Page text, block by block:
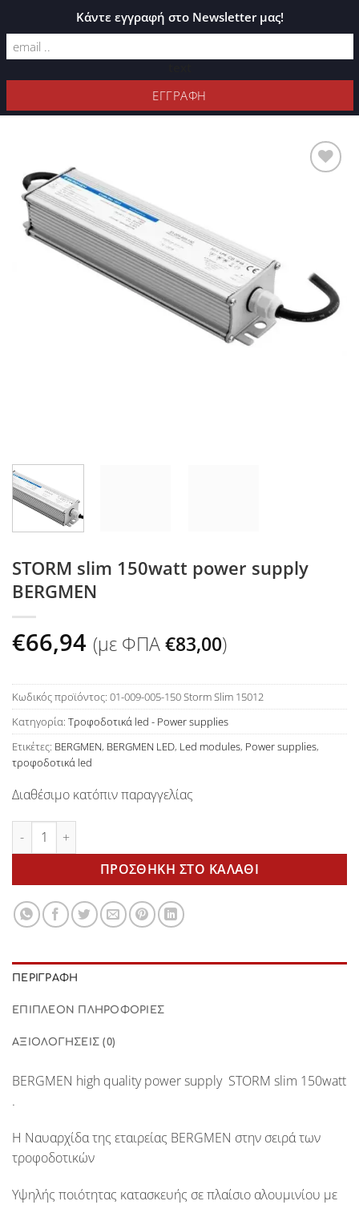
ΚΑΤΆΛΟΓΟΣ PLEXIGLASS
ΦΊΛΤΡΑ
STORM slim 150watt power supply
BERGMEN
€66,94 (με ΦΠΑ€83,00)
Κωδικός προϊόντος: 01-009-005-150 Storm Slim 15012
Κατηγορία: Τροφοδοτικά led - Power supplies
Ετικέτες: BERGMEN, BERGMEN LED, Led modules, Power supplies,
τροφοδοτικά led
Διαθέσιμο κατόπιν παραγγελίας
STORM slim 150watt power supply BERGMEN ποσότητα
ΠΡΟΣΘΉΚΗ ΣΤΟ ΚΑΛΆΘΙ
ΠΕΡΙΓΡΑΦΉ
ΕΠΙΠΛΈΟΝ ΠΛΗΡΟΦΟΡΊΕΣ
ΑΞΙΟΛΟΓΉΣΕΙΣ (0)
BERGMEN high quality power supply STORM slim 150watt
.
Η Ναυαρχίδα της εταιρείας BERGMEN στην σειρά των
τροφοδοτικών
Υψηλής ποιότητας κατασκευής σε πλαίσιο αλουμινίου με
Κάντε εγγραφή στο Newsletter μας!